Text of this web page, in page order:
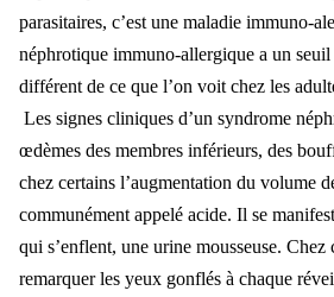
parasitaires, c’est une maladie immuno-
néphrotique immuno-allergique a un seuil
différent de ce que l’on voit chez les
Les signes cliniques d’un syndrome
œdèmes des membres inférieurs, des
chez certains l’augmentation du volume
communément appelé acide. Il se
qui s’enflent, une urine mousseuse. Chez
remarquer les yeux gonflés à chaque